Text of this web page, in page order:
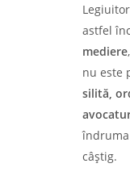
astfel
mediere
nu este
silită,
câștig.